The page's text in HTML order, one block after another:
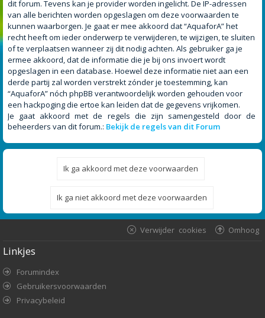
dit forum. Tevens kan je provider worden ingelicht. De IP-adressen
van alle berichten worden opgeslagen om deze voorwaarden te
kunnen waarborgen. Je gaat er mee akkoord dat “AquaforA” het
recht heeft om ieder onderwerp te verwijderen, te wijzigen, te sluiten
of te verplaatsen wanneer zij dit nodig achten. Als gebruiker ga je
ermee akkoord, dat de informatie die je bij ons invoert wordt
opgeslagen in een database. Hoewel deze informatie niet aan een
derde partij zal worden verstrekt zónder je toestemming, kan
“AquaforA” nóch phpBB verantwoordelijk worden gehouden voor
een hackpoging die ertoe kan leiden dat de gegevens vrijkomen.
Je gaat akkoord met de regels die zijn samengesteld door de
beheerders van dit forum.: Bekijk de regels van dit Forum
Omhoog
Verwijder cookies
Linkjes
Forumindex
Gebruikersvoorwaarden
Privacybeleid